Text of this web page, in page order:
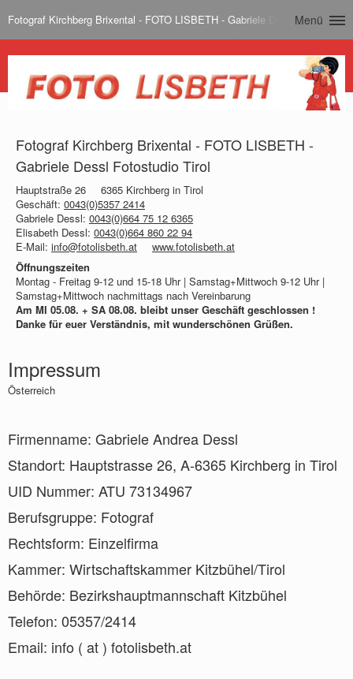
Fotograf Kirchberg Brixental - FOTO LISBETH - Gabriele Dessl Fotostudio
Menü
Fotograf Kirchberg Brixental - FOTO LISBETH -
Gabriele Dessl Fotostudio Tirol
Hauptstraße 26
6365 Kirchberg in Tirol
Geschäft: 0043(0)5357 2414
Gabriele Dessl: 0043(0)664 75 12 6365
Elisabeth Dessl: 0043(0)664 860 22 94
E-Mail: info@fotolisbeth.at
www.fotolisbeth.at
Öffnungszeiten
Montag - Freitag 9-12 und 15-18 Uhr | Samstag+Mittwoch 9-12 Uhr |
Samstag+Mittwoch nachmittags nach Vereinbarung
Am MI 05.08. + SA 08.08. bleibt unser Geschäft geschlossen !
Danke für euer Verständnis, mit wunderschönen Grüßen.
Impressum
Österreich
Firmenname: Gabriele Andrea Dessl
Standort: Hauptstrasse 26, A-6365 Kirchberg in Tirol
UID Nummer: ATU 73134967
Berufsgruppe: Fotograf
Rechtsform: Einzelfirma
Kammer: Wirtschaftskammer Kitzbühel/Tirol
Behörde: Bezirkshauptmannschaft Kitzbühel
Telefon: 05357/2414
Email: info ( at ) fotolisbeth.at